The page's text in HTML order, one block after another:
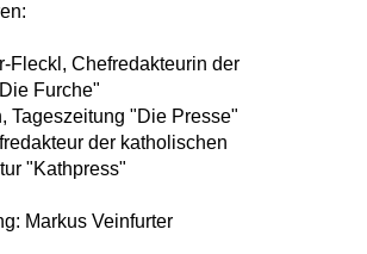
Fleckl, Chefredakteurin der
Furche"
Tageszeitung "Die Presse"
der katholischen
"Kathpress"
Markus Veinfurter